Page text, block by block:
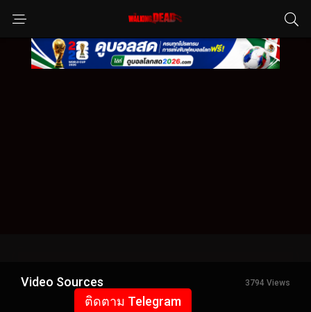
Video Sources 3794 Views
ติดตาม Telegram